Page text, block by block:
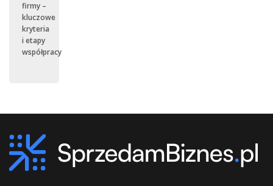
firmy –
kluczowe
kryteria
i etapy
współpracy